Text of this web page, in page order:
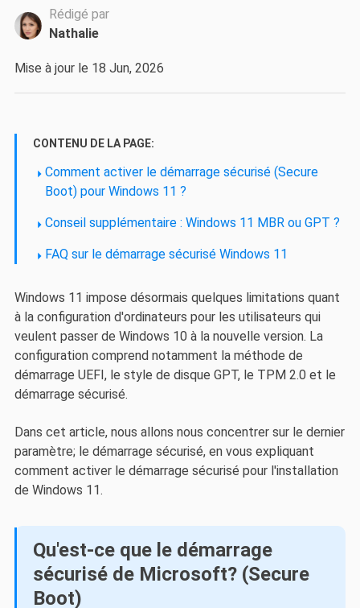
Rédigé par
Nathalie
Mise à jour le 18 Jun, 2026
CONTENU DE LA PAGE:
Comment activer le démarrage sécurisé (Secure
Boot) pour Windows 11 ?
Conseil supplémentaire : Windows 11 MBR ou GPT ?
FAQ sur le démarrage sécurisé Windows 11
Windows 11 impose désormais quelques limitations quant
à la configuration d'ordinateurs pour les utilisateurs qui
veulent passer de Windows 10 à la nouvelle version. La
configuration comprend notamment la méthode de
démarrage UEFI, le style de disque GPT, le TPM 2.0 et le
démarrage sécurisé.
Dans cet article, nous allons nous concentrer sur le dernier
paramètre; le démarrage sécurisé, en vous expliquant
comment activer le démarrage sécurisé pour l'installation
de Windows 11.
Qu'est-ce que le démarrage
sécurisé de Microsoft? (Secure
Boot)